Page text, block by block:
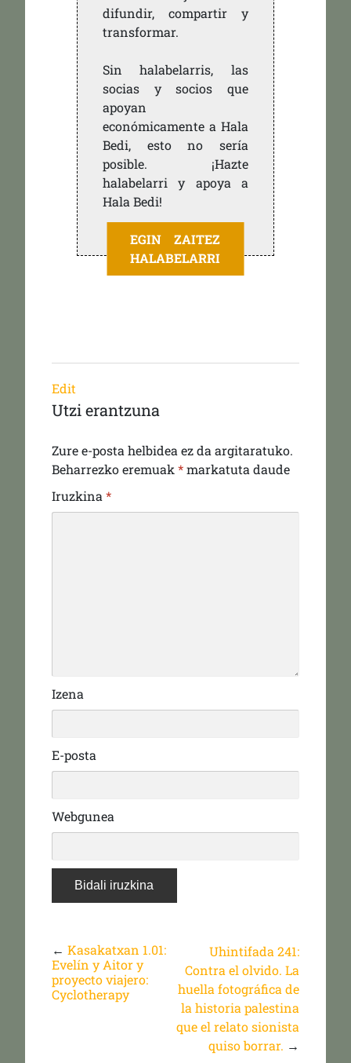
difundir, compartir y
transformar.
Sin halabelarris, las
socias y socios que
apoyan
económicamente a Hala
Bedi, esto no sería
posible. ¡Hazte
halabelarri y apoya a
Hala Bedi!
EGIN ZAITEZ
HALABELARRI
Edit
Utzi erantzuna
Zure e-posta helbidea ez da argitaratuko.
Beharrezko eremuak *markatuta daude
Iruzkina *
Izena
E-posta
Webgunea
← Kasakatxan 1.01:
Evelín y Aitor y
proyecto viajero:
Cyclotherapy
Uhintifada 241:
Contra el olvido. La
huella fotográfica de
la historia palestina
que el relato sionista
quiso borrar. →